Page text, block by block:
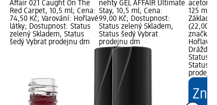
Affair 021 Caught On The
Red Carpet, 10,5 ml; Cena:
74,50 Kč; Varování: Hořlavé
látky; Dostupnost: Status
zelený Skladem, Status
šedý Vybrat prodejnu dm
nehty GEL AFFAIR Ultimate
Stay, 10,5 ml; Cena:
99,00 Kč; Dostupnost:
Status zelený Skladem,
Status šedý Vybrat
prodejnu dm
125 ml;
(22,00
značka
Hořlavé
Status
Status